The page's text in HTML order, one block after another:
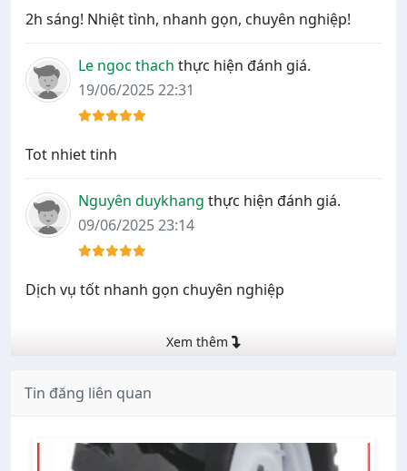
2h sáng! Nhiệt tình, nhanh gọn, chuyên nghiệp!
Le ngoc thach thực hiện đánh giá.
19/06/2025 22:31
Nguyên duykhang thực hiện đánh giá.
09/06/2025 23:14
Dịch vụ tốt nhanh gọn chuyên nghiệp
Xem thêm
Tin đăng liên quan